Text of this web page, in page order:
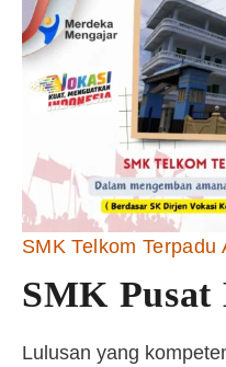
SMK Telkom Terpadu
SMK Pusat
Lulusan yang